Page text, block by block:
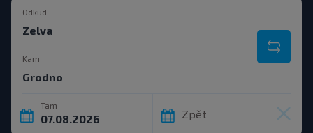
Odkud
Kam
Tam
Zpět